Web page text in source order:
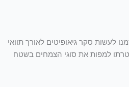
לעשות סקר גיאופיטים לאורך תוואי
למפות את סוגי הצמחים בשטח